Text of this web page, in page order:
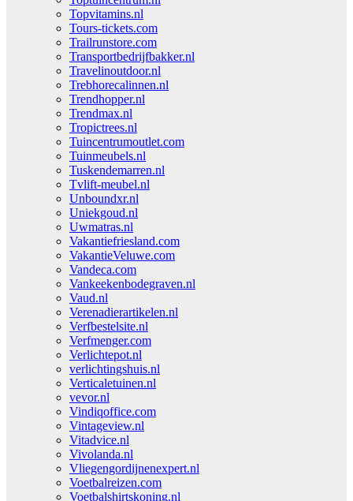
Topvitamins.nl
Tours-tickets.com
Trailrunstore.com
Transportbedrijfbakker.nl
Travelinoutdoor.nl
Trebhorecalinnen.nl
Trendhopper.nl
Trendmax.nl
Tropictrees.nl
Tuincentrumoutlet.com
Tuinmeubels.nl
Tuskendemarren.nl
Tvlift-meubel.nl
Unboundxr.nl
Uniekgoud.nl
Uwmatras.nl
Vakantiefriesland.com
VakantieVeluwe.com
Vandeca.com
Vankeekenbodegraven.nl
Vaud.nl
Verenadierartikelen.nl
Verfbestelsite.nl
Verfmenger.com
Verlichtepot.nl
verlichtingshuis.nl
Verticaletuinen.nl
vevor.nl
Vindiqoffice.com
Vintageview.nl
Vitadvice.nl
Vivolanda.nl
Vliegengordijnenexpert.nl
Voetbalreizen.com
Voetbalshirtskoning.nl